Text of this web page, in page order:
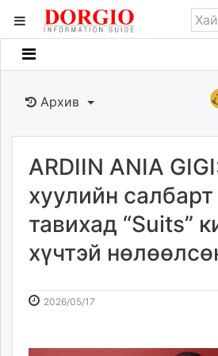
Мэдээллийн
Банк санхүү
Бизнес ААН
Төрийн
dorgio.mn
Gogo.mn
caak.mn
news.mn
zindaa.mn
tovch.mn
Архив
ARDIIN ANIA
хуулийн салбарт
тавихад “Suits”
хүчтэй
2026/05/17